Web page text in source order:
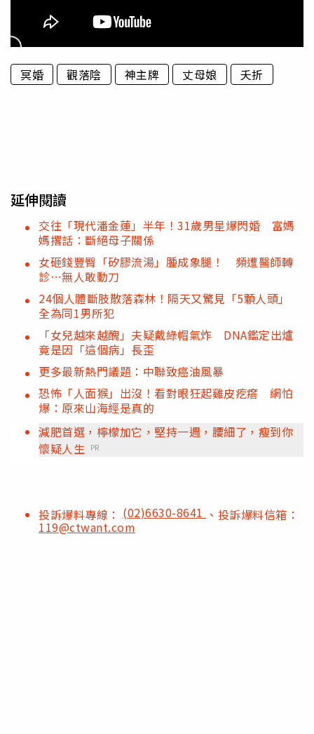
冥婚 觀落陰 神主牌 丈母娘 夭折
延伸閱讀
交往「現代潘金蓮」半年！31歲男星爆閃婚 富媽
媽撂話：斷絕母子關係
女砸錢豐臀「矽膠流湯」腫成象腿！ 頻遭醫師轉
診…無人敢動刀
24個人體斷肢散落森林！隔天又驚見「5顆人頭」
全為同1男所犯
「女兒越來越醜」夫疑戴綠帽氣炸 DNA鑑定出爐
竟是因「這個病」長歪
更多最新熱門議題：中聯致癌油風暴
恐怖「人面猴」出沒！看對眼狂起雞皮疙瘩 網怕
爆：原來山海經是真的
減肥首選，檸檬加它，堅持一週，腰細了，瘦到你
懷疑人生
PR
投訴爆料專線： (02)6630-8641 、投訴爆料信箱：
119@ctwant.com